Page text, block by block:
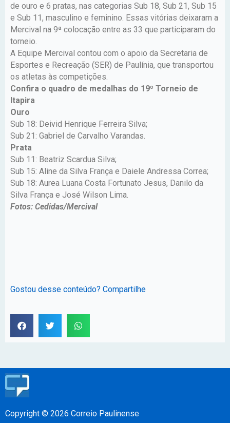
de ouro e 6 pratas, nas categorias Sub 18, Sub 21, Sub 15
e Sub 11, masculino e feminino. Essas vitórias deixaram a
Mercival na 9ª colocação entre as 33 que participaram do
torneio.
A Equipe Mercival contou com o apoio da Secretaria de
Esportes e Recreação (SER) de Paulínia, que transportou
os atletas às competições.
Confira o quadro de medalhas do 19º Torneio de
Itapira
Ouro
Sub 18: Deivid Henrique Ferreira Silva;
Sub 21: Gabriel de Carvalho Varandas.
Prata
Sub 11: Beatriz Scardua Silva;
Sub 15: Aline da Silva França e Daiele Andressa Correa;
Sub 18: Aurea Luana Costa Fortunato Jesus, Danilo da
Silva França e José Wilson Lima.
Fotos: Cedidas/Mercival
Gostou desse conteúdo? Compartilhe
Copyright © 2026 Correio Paulinense